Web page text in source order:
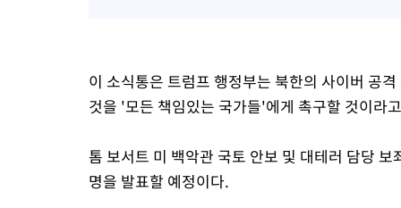
이 소식통은 트럼프 행정부는 북한의 사이버 공
것을 '모든 책임있는 국가들'에게 촉구할 것이라
톰 보서트 미 백악관 국토 안보 및 대테러 담당
명을 발표할 예정이다.